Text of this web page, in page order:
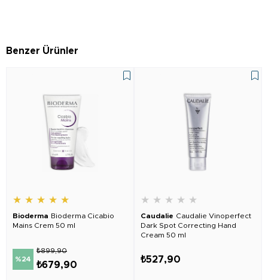
Benzer Ürünler
★ ★ ★ ★ ★
Bioderma Bioderma Cicabio
Mains Crem 50 ml
%24
₺679,90
₺899,90
★ ★ ★ ★ ★
Caudalie Caudalie Vinoperfect
Dark Spot Correcting Hand
Cream 50 ml
₺527,90